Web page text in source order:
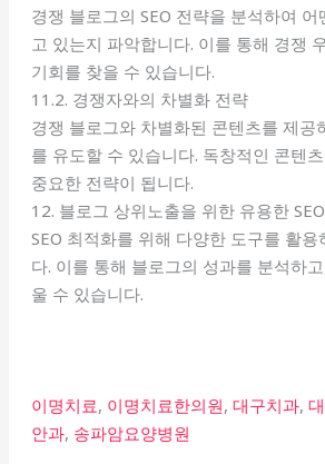
경쟁 블로그의 SEO 전략을 분석하여
고 있는지 파악합니다. 이를 통해 경쟁
기회를 찾을 수 있습니다.
11.2. 경쟁자와의 차별화 전략
경쟁 블로그와 차별화된 콘텐츠를 제공
를 유도할 수 있습니다. 독창적인 콘텐
중요한 전략이 됩니다.
12. 블로그 상위노출을 위한 유용한
SEO 최적화를 위해 다양한 도구를 활
다. 이를 통해 블로그의 성과를 분석하
울 수 있습니다.
이명치료, 이명치료한의원,대구치과,
안과, 송파암요양병원